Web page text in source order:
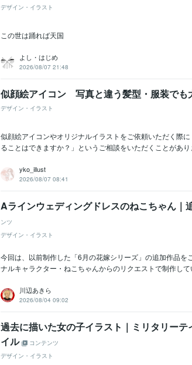
デザイン・イラスト
この世は踊れば天国
よし・はじめ
2026/08/07 21:48
似顔絵アイコン 写真と違う髪型・服装でも
デザイン・イラスト
似顔絵アイコンやオリジナルイラストをご依頼いただく際
ることはできますか？」というご相談をいただくことがあ
yko_illust
2026/08/07 08:41
Aラインウェディングドレスのねこちゃん｜
ンツ
デザイン・イラスト
今回は、以前制作した「6月の花嫁シリーズ」の追加作品
ナルキャラクター・ねこちゃんからのリクエストで制作し
川辺あきら
2026/08/04 09:02
過去に描いた女の子イラスト｜ミリタリーテ
イル
コンテンツ
デザイン・イラスト